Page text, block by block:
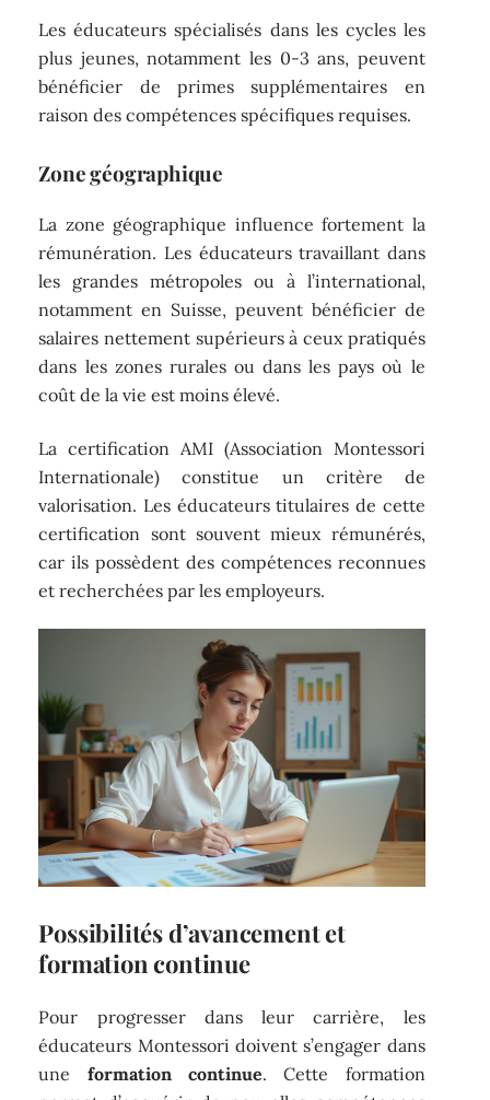
Les éducateurs spécialisés dans les cycles les
plus jeunes, notamment les 0-3 ans, peuvent
bénéficier de primes supplémentaires en
raison des compétences spécifiques requises.
Zone géographique
La zone géographique influence fortement la
rémunération. Les éducateurs travaillant dans
les grandes métropoles ou à l’international,
notamment en Suisse, peuvent bénéficier de
salaires nettement supérieurs à ceux pratiqués
dans les zones rurales ou dans les pays où le
coût de la vie est moins élevé.
La certification AMI (Association Montessori
Internationale) constitue un critère de
valorisation. Les éducateurs titulaires de cette
certification sont souvent mieux rémunérés,
car ils possèdent des compétences reconnues
et recherchées par les employeurs.
Possibilités d’avancement et
formation continue
Pour progresser dans leur carrière, les
éducateurs Montessori doivent s’engager dans
une formation continue. Cette formation